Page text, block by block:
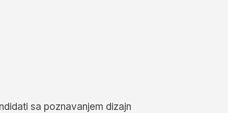
sa poznavanjem dizajn